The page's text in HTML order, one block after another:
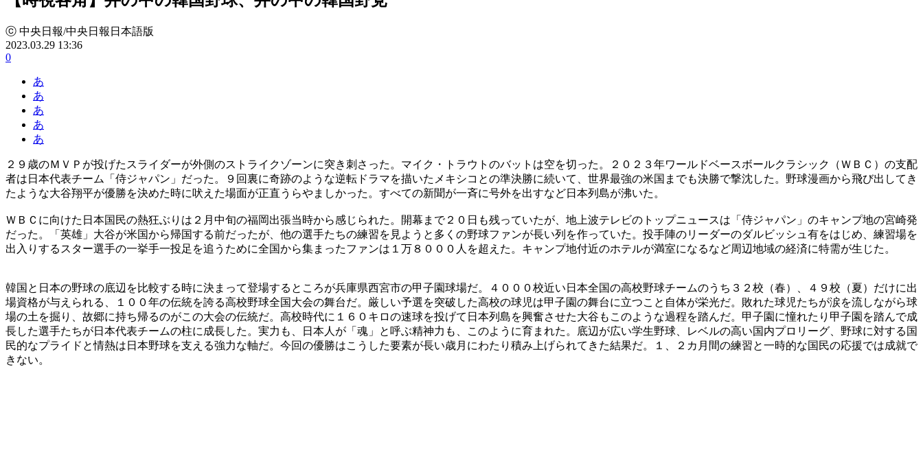
ⓒ 中央日報/中央日報日本語版
2023.03.29 13:36
0
あ
あ
あ
あ
あ
２９歳のＭＶＰが投げたスライダーが外側のストライクゾーンに突き刺さった。マイク・トラウトのバットは空を切った。２０２３年ワールドベースボールクラシック（ＷＢＣ）の支配
者は日本代表チーム「侍ジャパン」だった。９回裏に奇跡のような逆転ドラマを描いたメキシコとの準決勝に続いて、世界最強の米国までも決勝で撃沈した。野球漫画から飛び出してき
たような大谷翔平が優勝を決めた時に吠えた場面が正直うらやましかった。すべての新聞が一斉に号外を出すなど日本列島が沸いた。
ＷＢＣに向けた日本国民の熱狂ぶりは２月中旬の福岡出張当時から感じられた。開幕まで２０日も残っていたが、地上波テレビのトップニュースは「侍ジャパン」のキャンプ地の宮崎発
だった。「英雄」大谷が米国から帰国する前だったが、他の選手たちの練習を見ようと多くの野球ファンが長い列を作っていた。投手陣のリーダーのダルビッシュ有をはじめ、練習場を
出入りするスター選手の一挙手一投足を追うために全国から集まったファンは１万８０００人を超えた。キャンプ地付近のホテルが満室になるなど周辺地域の経済に特需が生じた。
韓国と日本の野球の底辺を比較する時に決まって登場するところが兵庫県西宮市の甲子園球場だ。４０００校近い日本全国の高校野球チームのうち３２校（春）、４９校（夏）だけに出
場資格が与えられる、１００年の伝統を誇る高校野球全国大会の舞台だ。厳しい予選を突破した高校の球児は甲子園の舞台に立つこと自体が栄光だ。敗れた球児たちが涙を流しながら球
場の土を掘り、故郷に持ち帰るのがこの大会の伝統だ。高校時代に１６０キロの速球を投げて日本列島を興奮させた大谷もこのような過程を踏んだ。甲子園に憧れたり甲子園を踏んで成
長した選手たちが日本代表チームの柱に成長した。実力も、日本人が「魂」と呼ぶ精神力も、このように育まれた。底辺が広い学生野球、レベルの高い国内プロリーグ、野球に対する国
民的なプライドと情熱は日本野球を支える強力な軸だ。今回の優勝はこうした要素が長い歳月にわたり積み上げられてきた結果だ。１、２カ月間の練習と一時的な国民の応援では成就で
きない。